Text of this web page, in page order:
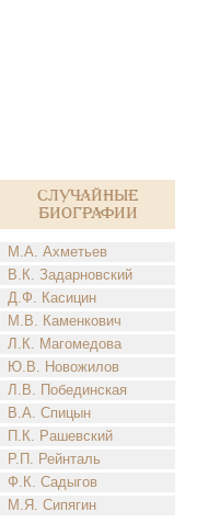
Случайные
биографии
М.А. Ахметьев
В.К. Задарновский
Д.Ф. Касицин
М.В. Каменкович
Л.К. Магомедова
Ю.В. Новожилов
Л.В. Побединская
В.А. Спицын
П.К. Рашевский
Р.П. Рейнталь
Ф.К. Садыгов
М.Я. Сипягин